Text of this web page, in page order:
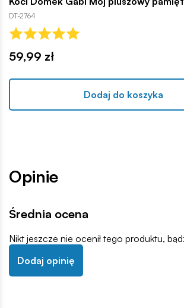
DT-2764
59,99 zł
Dodaj do koszyka
Opinie
Średnia ocena
Nikt jeszcze nie ocenił tego produktu,
Dodaj opinię